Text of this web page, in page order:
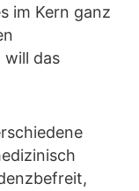
im Kern ganz
will das